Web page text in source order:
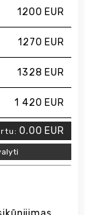
1200 EUR
1270 EUR
1328 EUR
1 420 EUR
0.00 EUR